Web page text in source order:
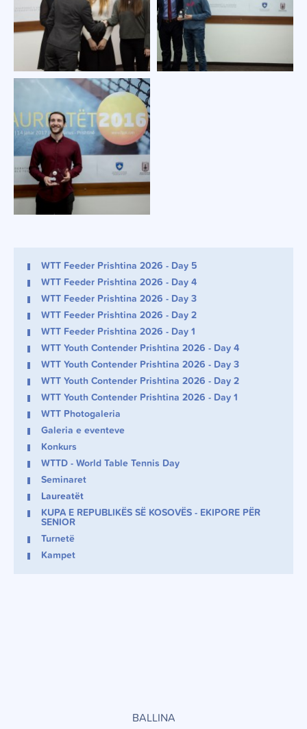
WTT Feeder Prishtina 2026 - Day 5
WTT Feeder Prishtina 2026 - Day 4
WTT Feeder Prishtina 2026 - Day 3
WTT Feeder Prishtina 2026 - Day 2
WTT Feeder Prishtina 2026 - Day 1
WTT Youth Contender Prishtina 2026 - Day 4
WTT Youth Contender Prishtina 2026 - Day 3
WTT Youth Contender Prishtina 2026 - Day 2
WTT Youth Contender Prishtina 2026 - Day 1
WTT Photogaleria
Galeria e eventeve
Konkurs
WTTD - World Table Tennis Day
Seminaret
Laureatët
KUPA E REPUBLIKËS SË KOSOVËS - EKIPORE PËR
SENIOR
Turnetë
Kampet
BALLINA